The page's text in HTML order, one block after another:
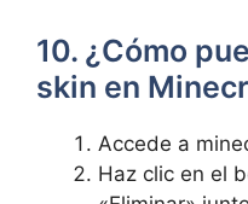
10. ¿Cómo
skin en⁢
Accede a‌
Haz clic en el